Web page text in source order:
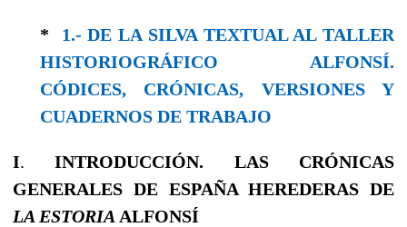
* 1.- DE LA SILVA TEXTUAL AL TALLER
HISTORIOGRÁFICO ALFONSÍ.
CÓDICES, CRÓNICAS, VERSIONES Y
CUADERNOS DE TRABAJO
I. INTRODUCCIÓN. LAS CRÓNICAS
GENERALES DE ESPAÑA HEREDERAS DE
LA ESTORIA ALFONSÍ